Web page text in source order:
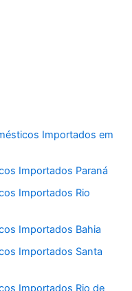
Importados em
Importados Paraná
Importados Rio
Importados Bahia
Importados Santa
Importados Rio de